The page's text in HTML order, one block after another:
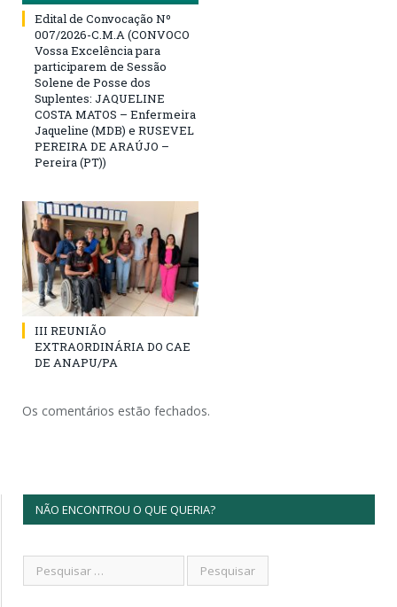
Edital de Convocação Nº
007/2026-C.M.A (CONVOCO
Vossa Excelência para
participarem de Sessão
Solene de Posse dos
Suplentes: JAQUELINE
COSTA MATOS – Enfermeira
Jaqueline (MDB) e RUSEVEL
PEREIRA DE ARAÚJO –
Pereira (PT))
III REUNIÃO
EXTRAORDINÁRIA DO CAE
DE ANAPU/PA
Os comentários estão fechados.
NÃO ENCONTROU O QUE QUERIA?